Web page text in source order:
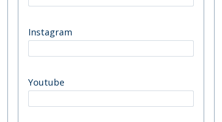
Instagram
Youtube